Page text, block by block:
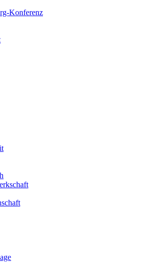
Konferenz